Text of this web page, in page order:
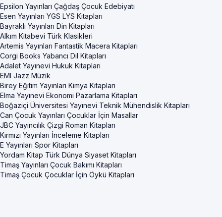
Epsilon Yayınları Çağdaş Çocuk Edebiyatı
Esen Yayınları YGS LYS Kitapları
Bayraklı Yayınları Din Kitapları
Alkım Kitabevi Türk Klasikleri
Artemis Yayınları Fantastik Macera Kitapları
Corgi Books Yabancı Dil Kitapları
Adalet Yayınevi Hukuk Kitapları
EMI Jazz Müzik
Birey Eğitim Yayınları Kimya Kitapları
Elma Yayınevi Ekonomi Pazarlama Kitapları
Boğaziçi Üniversitesi Yayınevi Teknik Mühendislik Kitapları
Can Çocuk Yayınları Çocuklar İçin Masallar
JBC Yayıncılık Çizgi Roman Kitapları
Kırmızı Yayınları İnceleme Kitapları
E Yayınları Spor Kitapları
Yordam Kitap Türk Dünya Siyaset Kitapları
Timaş Yayınları Çocuk Bakımı Kitapları
Timaş Çocuk Çocuklar İçin Öykü Kitapları